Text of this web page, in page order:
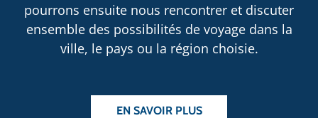
pourrons ensuite nous rencontrer et discuter
ensemble des possibilités de voyage dans la
ville, le pays ou la région choisie.
EN SAVOIR PLUS